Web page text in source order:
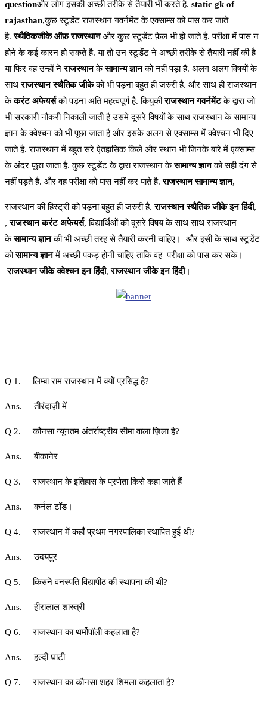
questionऔर लोग इसकी अच्छी तरीके से तैयारी भी करते है. static gk of
rajasthan,कुछ स्टूडेंट राजस्थान गवर्नमेंट के एक्साम्स को पास कर जाते
है.स्थैतिकजीके ऑफ़ राजस्थानऔर कुछ स्टूडेंट फ़ैल भी हो जाते है. परीक्षा में पास न
होने के कई कारन हो सकते है. या तो उन स्टूडेंट ने अच्छी तरीके से तैयारी नहीं की है
या फिर वह उन्हों नेराजस्थानकेसामान्य ज्ञानको नहीं पड़ा है. अलग अलग विषयों के
साथराजस्थान स्थैतिक जीकेको भी पड़ना बहुत ही जरुरी है. और साथ ही राजस्थान
केकरंट अफेयर्सको पड़ना अति महत्वपूर्ण है. कियुकीराजस्थान गवर्नमेंटके द्वारा जो
भी सरकारी नौकरी निकाली जाती है उसमे दूसरे विषयों के साथ राजस्थान के सामान्य
ज्ञान के क्वेश्चन को भी पूछा जाता है और इसके अलग से एक्साम्स में क्वेश्चन भी दिए
जाते है. राजस्थान में बहुत सरे ऐतहासिक किले और स्थान भी जिनके बारे में एक्साम्स
के अंदर पूछा जाता है. कुछ स्टूडेंट के द्वारा राजस्थान केसामान्य ज्ञानको सही दंग से
नहीं पड़ते है. और वह परीक्षा को पास नहीं कर पाते है.राजस्थान सामान्य ज्ञान,
राजस्थान की हिस्ट्री को पड़ना बहुत ही जरुरी है.राजस्थान स्थैतिक जीके इन हिंदी,
,राजस्थान करंट अफेयर्स, विद्यार्थिओं को दूसरे विषय के साथ साथ राजस्थान
केसामान्य ज्ञानकी भी अच्छी तरह से तैयारी करनी चाहिए। और इसी के साथ स्टूडेंट
कोसामान्य ज्ञानमें अच्छी पकड़ होनी चाहिए ताकि वह परीक्षा को पास कर सके।
राजस्थान जीके क्वेश्चन इन हिंदी,राजस्थान जीके इन हिंदी।
Q 1. लिम्बा राम राजस्थान में क्यों प्रसिद्ध है?
Ans. तीरंदाज़ी में
Q 2. कौनसा न्यूनतम अंतर्राष्ट्रीय सीमा वाला ज़िला है?
Ans. बीकानेर
Q 3. राजस्थान के इतिहास के प्रणेता किसे कहा जाते हैं
Ans. कर्नल टॉड।
Q 4. राजस्थान में कहाँ प्रथम नगरपालिका स्थापित हुई थी?
Ans. उदयपुर
Q 5. किसने वनस्पति विद्यापीठ की स्थापना की थी?
Ans. हीरालाल शास्त्री
Q 6. राजस्थान का थर्मोपॉली कहलाता है?
Ans. हल्दी घाटी
Q 7. राजस्थान का कौनसा शहर शिमला कहलाता है?